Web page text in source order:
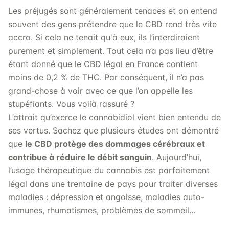
Les préjugés sont généralement tenaces et on entend
souvent des gens prétendre que le CBD rend très vite
accro. Si cela ne tenait qu'à eux, ils l’interdiraient
purement et simplement. Tout cela n’a pas lieu d’être
étant donné que le CBD légal en France contient
moins de 0,2 % de THC. Par conséquent, il n’a pas
grand-chose à voir avec ce que l’on appelle les
stupéfiants. Vous voilà rassuré ?
L’attrait qu’exerce le cannabidiol vient bien entendu de
ses vertus. Sachez que plusieurs études ont démontré
que le CBD protège des dommages cérébraux et
contribue à réduire le débit sanguin. Aujourd’hui,
l’usage thérapeutique du cannabis est parfaitement
légal dans une trentaine de pays pour traiter diverses
maladies : dépression et angoisse, maladies auto-
immunes, rhumatismes, problèmes de sommeil…